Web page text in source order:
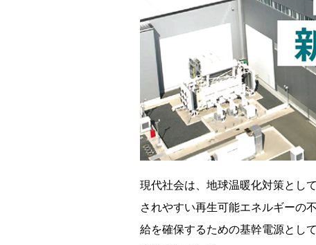
工
事
プ
ロ
ジ
ェ
ク
ト
現代社会は、地球温暖化対策とし
されやすい再生可能エネルギーの
給を確保するための基幹電源とし